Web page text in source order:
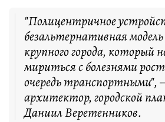
"Полицентричное
безальтернативная
крупного города, который
мириться с болезнями
очередь
архитектор, городской
Даниил Веретенников.